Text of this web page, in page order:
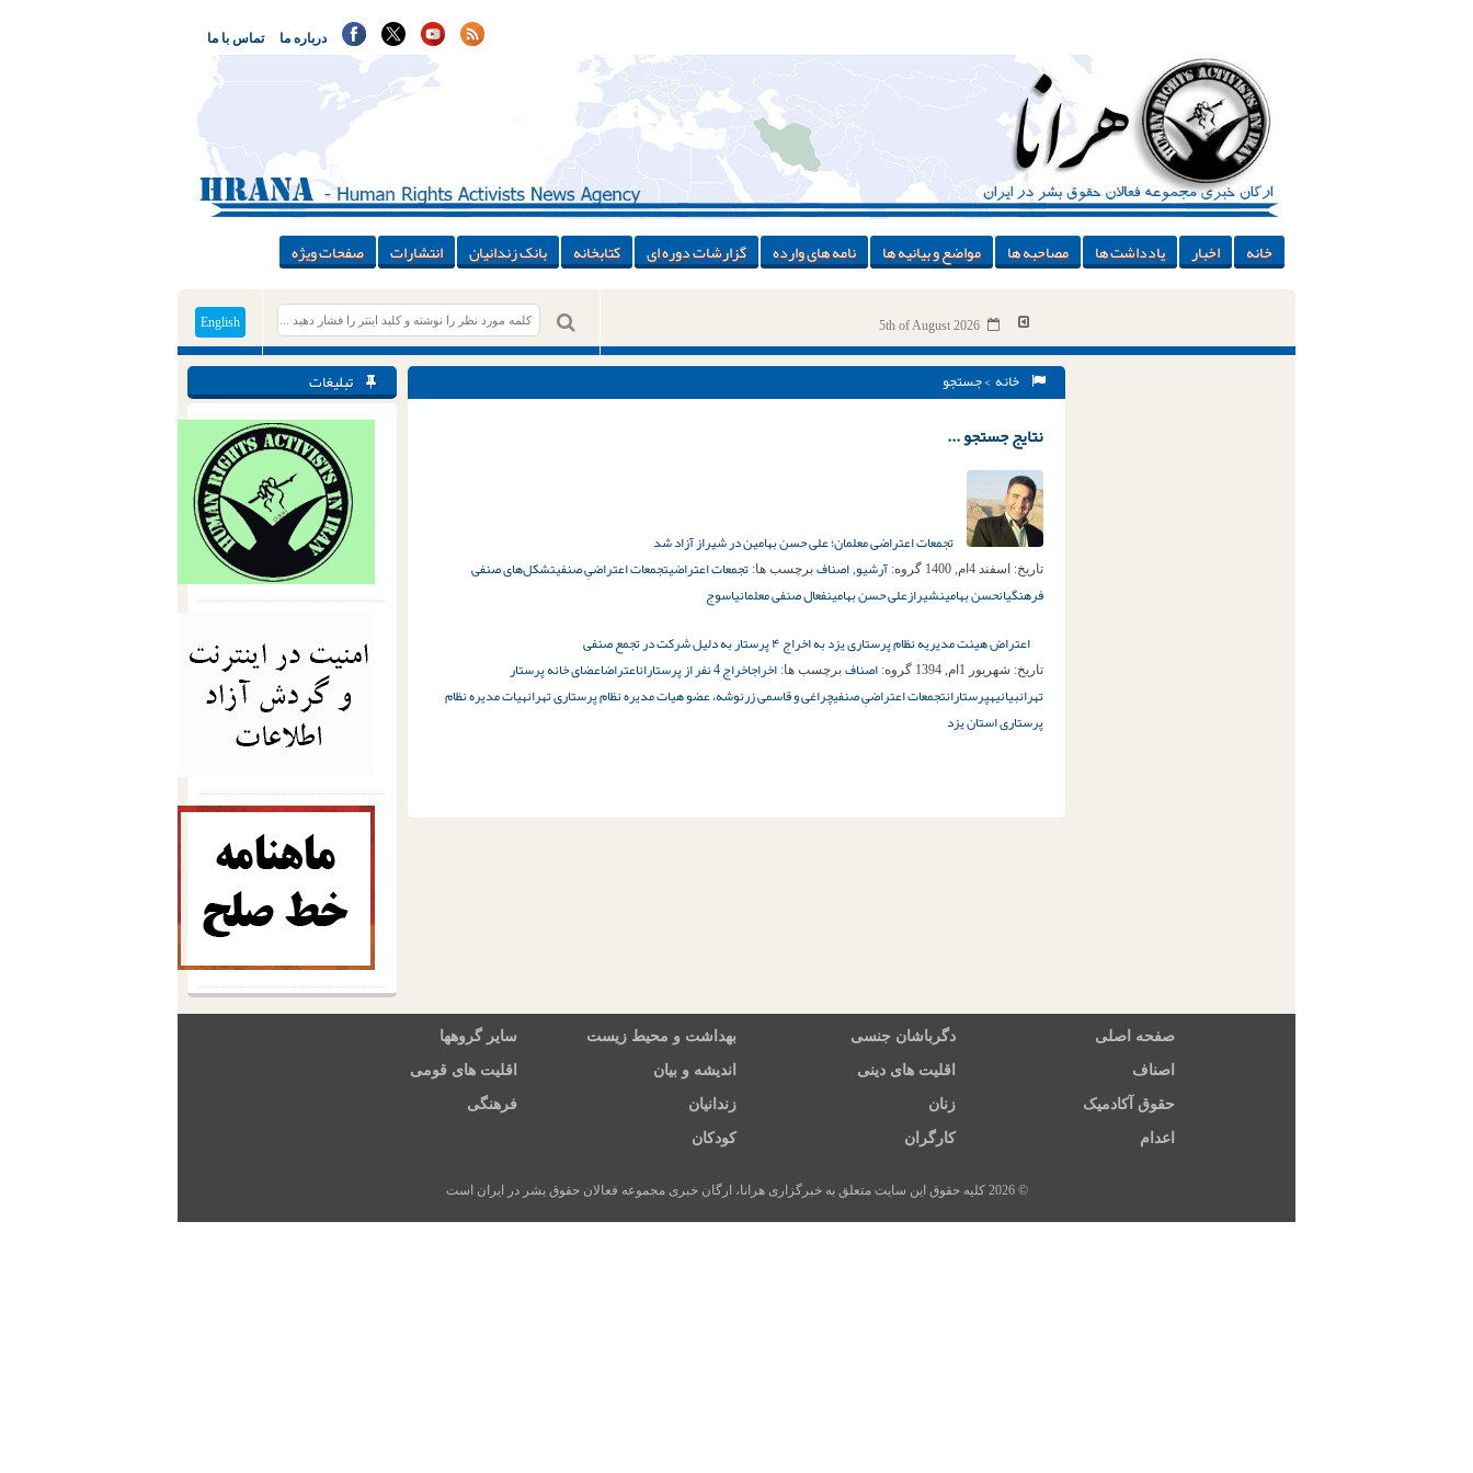
تماس با ما درباره ما
خانه اخبار یادداشت ها مصاحبه ها مواضع و بیانیه ها نامه های وارده گزارشات دوره ای کتابخانه بانک زندانیان انتشارات صفحات ویژه
English 5th of August 2026
تبلیغات خانه > جستجو
نتایج جستجو ...
تجمعات اعتراضی معلمان؛ علی حسن بهامین در شیراز آزاد شد
تاریخ: اسفند 4ام, 1400 گروه: آرشیو, اصناف برچسب ها: تجمعات اعتراضیتجمعات اعتراضیِ صنفیتشکل‌های صنفی
فرهنگیانحسن بهامینشیرازعلی حسن بهامینفعال صنفی معلمانیاسوج
اعتراض هیئت مدیریه نظام پرستاری یزد به اخراج ۴ پرستار به دلیل شرکت در تجمع صنفی
تاریخ: شهریور 1ام, 1394 گروه: اصناف برچسب ها: اخراجاخراج 4 نفر از پرستاران اعتراضاعضای خانه پرستار
تهرانبیانیهپرستارانتجمعات اعتراضیِ صنفیچراغی و قاسمی زرنوشه، عضو هیات مدیره نظام پرستاری تهرانهیات مدیره نظام
پرستاری استان یزد
صفحه اصلی دگرباشان جنسی بهداشت و محیط زیست سایر گروهها
اصناف اقلیت های دینی اندیشه و بیان اقلیت های قومی
حقوق آکادمیک زنان زندانیان فرهنگی
اعدام کارگران کودکان
© 2026 کلیه حقوق این سایت متعلق به خبرگزاری هرانا، ارگان خبری مجموعه فعالان حقوق بشر در ایران است